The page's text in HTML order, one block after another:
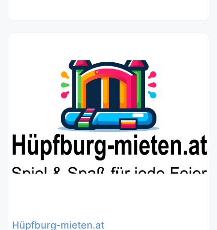
Hüpfburg-mieten.at